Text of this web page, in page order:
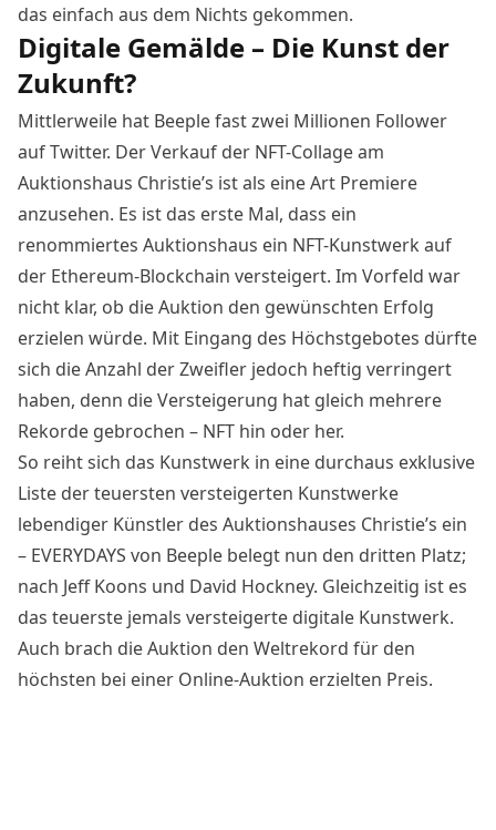
das einfach aus dem Nichts gekommen.
Digitale Gemälde – Die Kunst der
Zukunft?
Mittlerweile hat Beeple fast zwei Millionen Follower
auf Twitter. Der Verkauf der NFT-Collage am
Auktionshaus Christie’s ist als eine Art Premiere
anzusehen. Es ist das erste Mal, dass ein
renommiertes Auktionshaus ein NFT-Kunstwerk auf
der Ethereum-Blockchain versteigert. Im Vorfeld war
nicht klar, ob die Auktion den gewünschten Erfolg
erzielen würde. Mit Eingang des Höchstgebotes dürfte
sich die Anzahl der Zweifler jedoch heftig verringert
haben, denn die Versteigerung hat gleich mehrere
Rekorde gebrochen – NFT hin oder her.
So reiht sich das Kunstwerk in eine durchaus exklusive
Liste der teuersten versteigerten Kunstwerke
lebendiger Künstler des Auktionshauses Christie’s ein
– EVERYDAYS von Beeple belegt nun den dritten Platz;
nach Jeff Koons und David Hockney. Gleichzeitig ist es
das teuerste jemals versteigerte digitale Kunstwerk.
Auch brach die Auktion den Weltrekord für den
höchsten bei einer Online-Auktion erzielten Preis.